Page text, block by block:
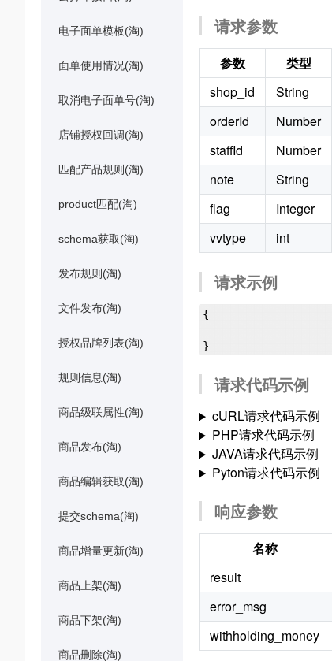
电子面单模板(淘)
面单使用情况(淘)
取消电子面单号(淘)
店铺授权回调(淘)
匹配产品规则(淘)
product匹配(淘)
schema获取(淘)
发布规则(淘)
文件发布(淘)
授权品牌列表(淘)
规则信息(淘)
商品级联属性(淘)
商品发布(淘)
商品编辑获取(淘)
提交schema(淘)
商品增量更新(淘)
商品上架(淘)
商品下架(淘)
商品删除(淘)
请求参数
参数 类型
shop_id
String
orderId
Number
staffId
Number
note
String
flag
Integer
vvtype
int
请求示例
{
请求代码示例
cURL请求代码示例
PHP请求代码示例
JAVA请求代码示例
Pyton请求代码示例
响应参数
名称
result
error_msg
withholding_money